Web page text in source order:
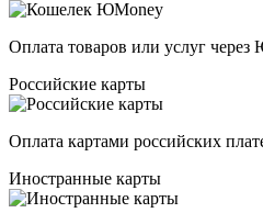
Оплата товаров или услуг
Российские карты
Оплата картами российских
Иностранные карты